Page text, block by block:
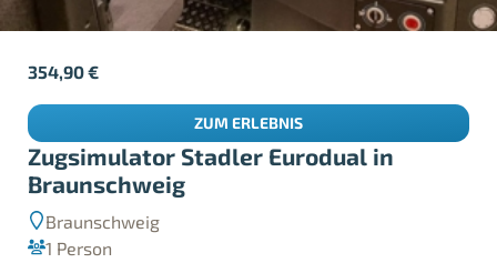
Zugsimulator Stadler Eurodual in
Braunschweig
Braunschweig
1 Person
354,90€
ZUM ERLEBNIS